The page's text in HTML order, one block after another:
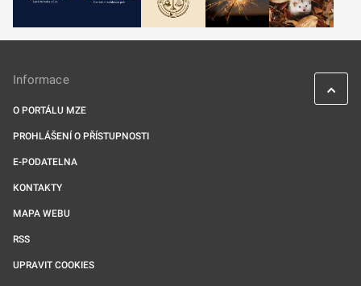
Informace
O PORTÁLU MZE
PROHLÁŠENÍ O PŘÍSTUPNOSTI
E-PODATELNA
KONTAKTY
MAPA WEBU
RSS
UPRAVIT COOKIES